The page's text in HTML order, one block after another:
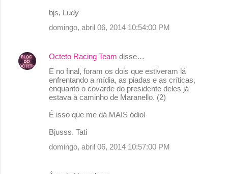
bjs, Ludy
domingo, abril 06, 2014 10:54:00 PM
Octeto Racing Team disse…
E no final, foram os dois que estiveram lá
enfrentando a mídia, as piadas e as críticas,
enquanto o covarde do presidente deles já
estava à caminho de Maranello. (2)
É isso que me dá MAIS ódio!
Bjusss. Tati
domingo, abril 06, 2014 10:57:00 PM